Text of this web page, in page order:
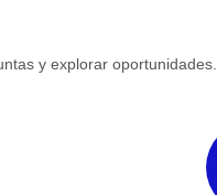
y explorar oportunidades.